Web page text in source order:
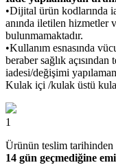
•Dijital ürün kodlarında
anında iletilen hizmetler
bulunmamaktadır.
•Kullanım esnasında
beraber sağlık
iadesi/değişimi
Kulak içi /kulak üstü
1
Ürünün teslim tarihinden
14 gün geçmediğine